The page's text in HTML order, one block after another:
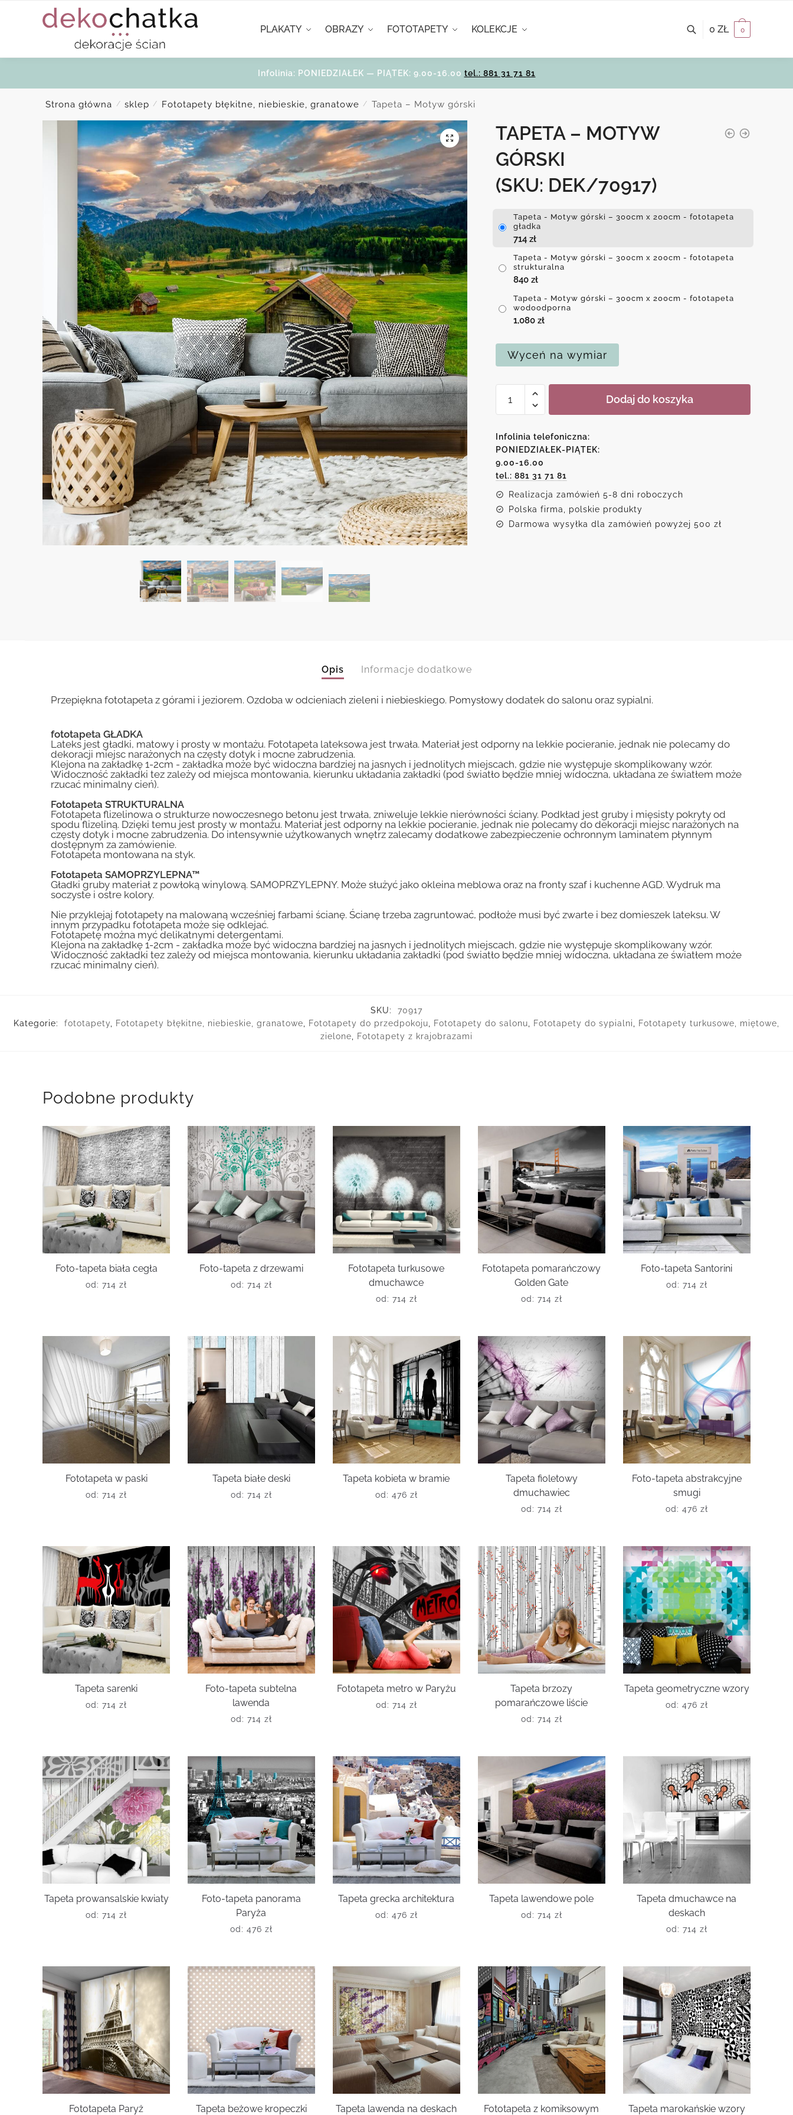
PLAKATY OBRAZY FOTOTAPETY KOLEKCJE 0 ZŁ 0
Infolinia: PONIEDZIAŁEK — PIĄTEK: 9.00-16.00 tel.: 881 31 71 81
Strona główna / sklep / Fototapety błękitne, niebieskie, granatowe / Tapeta – Motyw górski
TAPETA – MOTYW
GÓRSKI
(SKU: DEK/70917)
Tapeta - Motyw górski – 300cm x 200cm - fototapeta
gładka
714 zł
Tapeta - Motyw górski – 300cm x 200cm - fototapeta
strukturalna
840 zł
Tapeta - Motyw górski – 300cm x 200cm - fototapeta
wodoodporna
1,080 zł
Wyceń na wymiar
Tapeta
Motyw
górski
Dodaj do koszyka
Infolinia telefoniczna:
PONIEDZIAŁEK-PIĄTEK:
9.00-16.00
tel.: 881 31 71 81
Realizacja zamówień 5-8 dni roboczych
Polska firma, polskie produkty
Darmowa wysyłka dla zamówień powyżej 500 zł
Opis Informacje dodatkowe
Przepiękna fototapeta z górami i jeziorem. Ozdoba w odcieniach zieleni i niebieskiego. Pomysłowy dodatek do salonu oraz sypialni.
fototapeta GŁADKA
Lateks jest gładki, matowy i prosty w montażu. Fototapeta lateksowa jest trwała. Materiał jest odporny na lekkie pocieranie, jednak nie polecamy do
dekoracji miejsc narażonych na częsty dotyk i mocne zabrudzenia.
Klejona na zakładkę 1-2cm - zakładka może być widoczna bardziej na jasnych i jednolitych miejscach, gdzie nie występuje skomplikowany wzór.
Widoczność zakładki tez zależy od miejsca montowania, kierunku układania zakładki (pod światło będzie mniej widoczna, układana ze światłem może
rzucać minimalny cień).
Fototapeta STRUKTURALNA
Fototapeta flizelinowa o strukturze nowoczesnego betonu jest trwała, zniweluje lekkie nierówności ściany. Podkład jest gruby i mięsisty pokryty od
spodu flizeliną. Dzięki temu jest prosty w montażu. Materiał jest odporny na lekkie pocieranie, jednak nie polecamy do dekoracji miejsc narażonych na
częsty dotyk i mocne zabrudzenia. Do intensywnie użytkowanych wnętrz zalecamy dodatkowe zabezpieczenie ochronnym laminatem płynnym
dostępnym za zamówienie.
Fototapeta montowana na styk.
Fototapeta SAMOPRZYLEPNA™
Gładki gruby materiał z powłoką winylową. SAMOPRZYLEPNY. Może służyć jako okleina meblowa oraz na fronty szaf i kuchenne AGD. Wydruk ma
soczyste i ostre kolory.
Nie przyklejaj fototapety na malowaną wcześniej farbami ścianę. Ścianę trzeba zagruntować, podłoże musi być zwarte i bez domieszek lateksu. W
innym przypadku fototapeta może się odklejać.
Fototapetę można myć delikatnymi detergentami.
Klejona na zakładkę 1-2cm - zakładka może być widoczna bardziej na jasnych i jednolitych miejscach, gdzie nie występuje skomplikowany wzór.
Widoczność zakładki tez zależy od miejsca montowania, kierunku układania zakładki (pod światło będzie mniej widoczna, układana ze światłem może
rzucać minimalny cień).
SKU:
70917
Kategorie:
fototapety, Fototapety błękitne, niebieskie, granatowe, Fototapety do przedpokoju, Fototapety do salonu, Fototapety do sypialni, Fototapety turkusowe, miętowe,
zielone, Fototapety z krajobrazami
Podobne produkty
Foto-tapeta biała cegła
od: 714 zł
Foto-tapeta z drzewami
od: 714 zł
Fototapeta turkusowe
dmuchawce
od: 714 zł
Fototapeta pomarańczowy
Golden Gate
od: 714 zł
Foto-tapeta Santorini
od: 714 zł
Fototapeta w paski
od: 714 zł
Tapeta białe deski
od: 714 zł
Tapeta kobieta w bramie
od: 476 zł
Tapeta fioletowy
dmuchawiec
od: 714 zł
Foto-tapeta abstrakcyjne
smugi
od: 476 zł
Tapeta sarenki
od: 714 zł
Foto-tapeta subtelna
lawenda
od: 714 zł
Fototapeta metro w Paryżu
od: 714 zł
Tapeta brzozy
pomarańczowe liście
od: 714 zł
Tapeta geometryczne wzory
od: 476 zł
Tapeta prowansalskie kwiaty
od: 714 zł
Foto-tapeta panorama
Paryża
od: 476 zł
Tapeta grecka architektura
od: 476 zł
Tapeta lawendowe pole
od: 714 zł
Tapeta dmuchawce na
deskach
od: 714 zł
Fototapeta Paryż Tapeta beżowe kropeczki Tapeta lawenda na deskach Fototapeta z komiksowym Tapeta marokańskie wzory